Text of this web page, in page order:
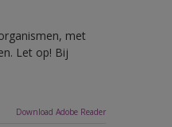
met
Let op! Bij
Download Adobe Reader